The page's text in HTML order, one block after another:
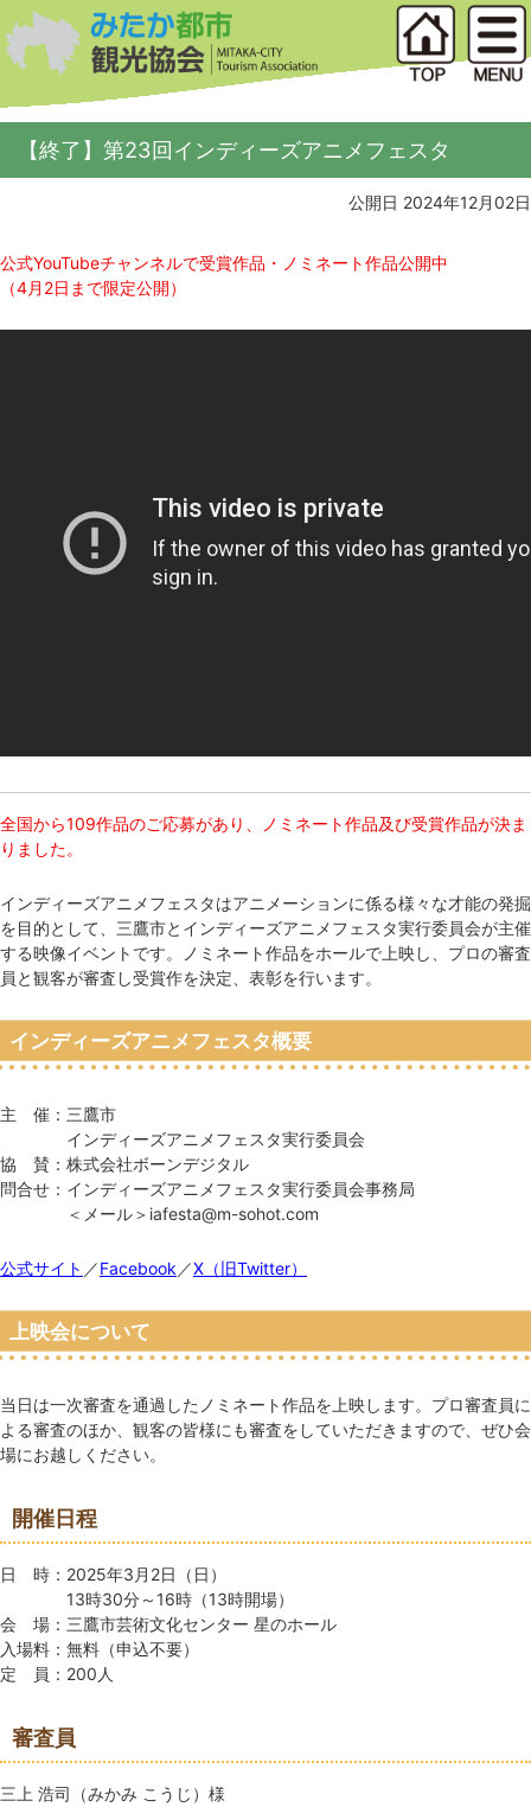
【終了】第23回インディーズアニメフェスタ
公開日 2024年12月02日
公式YouTubeチャンネルで受賞作品・ノミネート作品公開中
（4月2日まで限定公開）
全国から109作品のご応募があり、ノミネート作品及び受賞作品が決ま
りました。
インディーズアニメフェスタはアニメーションに係る様々な才能の発掘
を目的として、三鷹市とインディーズアニメフェスタ実行委員会が主催
する映像イベントです。ノミネート作品をホールで上映し、プロの審査
員と観客が審査し受賞作を決定、表彰を行います。
インディーズアニメフェスタ概要
主 催：三鷹市
インディーズアニメフェスタ実行委員会
協 賛：株式会社ボーンデジタル
問合せ：インディーズアニメフェスタ実行委員会事務局
＜メール＞iafesta@m-sohot.com
公式サイト ／Facebook ／X（旧Twitter）
上映会について
当日は一次審査を通過したノミネート作品を上映します。プロ審査員に
よる審査のほか、観客の皆様にも審査をしていただきますので、ぜひ会
場にお越しください。
開催日程
日 時：2025年3月2日（日）
13時30分～16時（13時開場）
会 場：三鷹市芸術文化センター 星のホール
入場料：無料（申込不要）
定 員：200人
審査員
三上 浩司（みかみ こうじ）様